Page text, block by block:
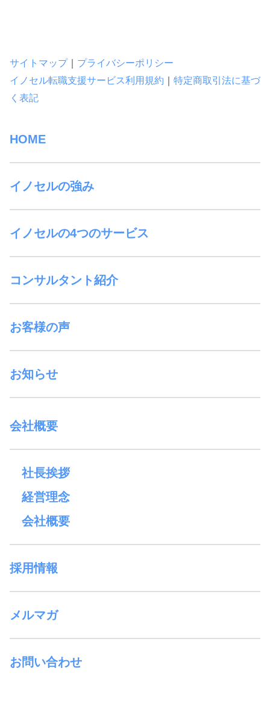
サイトマップ｜ プライバシーポリシー
イノセル転職支援サービス利用規約
特定商取引法に基づ
く表記
HOME
イノセルの強み
イノセルの4つのサービス
コンサルタント紹介
お客様の声
お知らせ
会社概要
社長挨拶
経営理念
会社概要
採用情報
メルマガ
お問い合わせ